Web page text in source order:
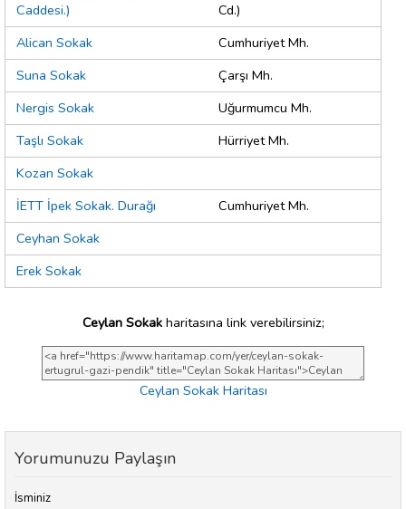
Caddesi.)
Cd.)
Alican Sokak
Cumhuriyet Mh.
Suna Sokak
Çarşı Mh.
Nergis Sokak
Uğurmumcu Mh.
Taşlı Sokak
Hürriyet Mh.
Kozan Sokak
İETT İpek Sokak. Durağı
Cumhuriyet Mh.
Ceyhan Sokak
Erek Sokak
Ceylan Sokakharitasına link verebilirsiniz;
Ceylan Sokak Haritası
Yorumunuzu Paylaşın
İsminiz